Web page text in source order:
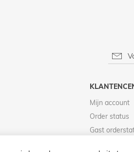
Mijn account
Order status
Gast